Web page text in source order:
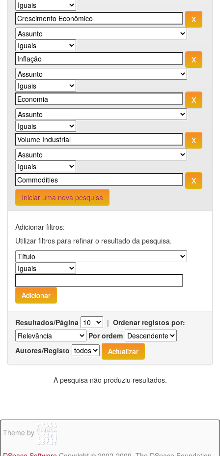
Iniciar uma nova pesquisa
Adicionar filtros:
Utilizar filtros para refinar o resultado da pesquisa.
Resultados/Página | Ordenar registos por:
Por ordem
Autores/Registo
A pesquisa não produziu resultados.
Theme by